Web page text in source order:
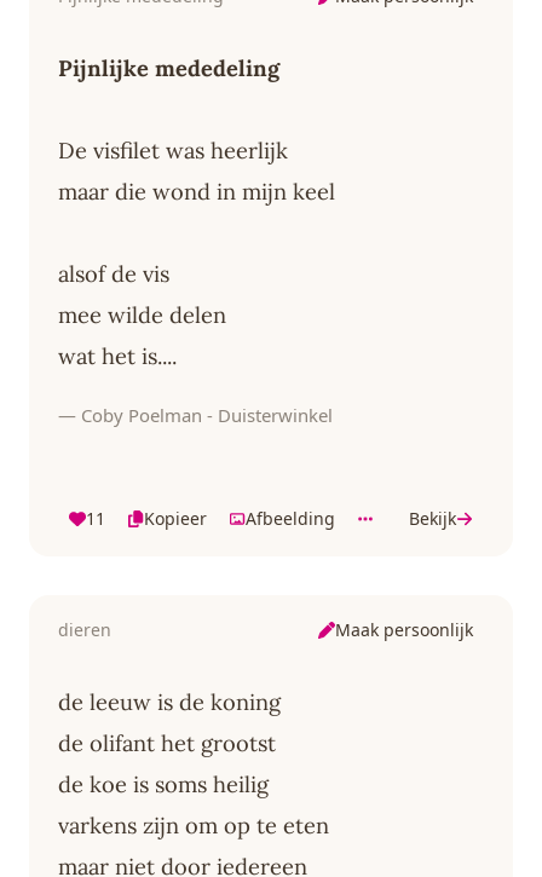
Pijnlijke mededeling
De visfilet was heerlijk
maar die wond in mijn keel
alsof de vis
mee wilde delen
wat het is....
— Coby Poelman - Duisterwinkel
11 Kopieer Afbeelding Bekijk
dieren Maak persoonlijk
de leeuw is de koning
de olifant het grootst
de koe is soms heilig
varkens zijn om op te eten
maar niet door iedereen